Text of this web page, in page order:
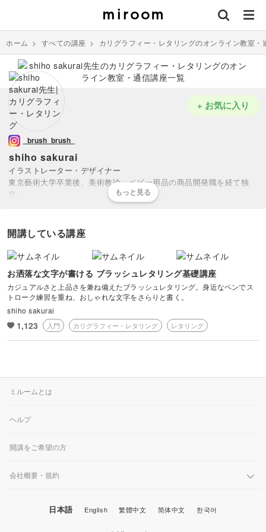
ホーム > すべての講座 > カリグラフィー・レタリングのオンライン教室・
shiho sakurai
_brush_brush_
イラストレーター・デザイナー
東京藝術大学卒業後、美術教諭・ベビー用品の商品開発職を経て独
立。
現在フリーランスとして手描きのイラストとレタリングを取り入れた
またロゴ、テキスタイルデザインなども手掛け、イベント出展やワー
クショップも積極的に行うなど活動の場を広げている。
+ お気に入り
開講している講座
お洒落な文字が書ける ブラッシュレタリング基礎講座
カジュアルさと上品さを兼ね備えたブラッシュレタリング。身近なペンでス
トローク練習を重ね、おしゃれな文字をさらりと書く。
shiho sakurai
1,123 入門 カリグラフィー・レタリング レタリング
ミルームとは
ヘルプ
開講をご希望の方
会社概要・規約
日本語 English 繁體中文 简体中文 한국어